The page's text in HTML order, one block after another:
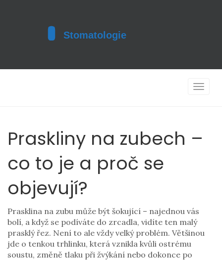
Toggle
Praskliny na zubech –
co to je a proč se
objevují?
Prasklina na zubu může být šokující – najednou vás
bolí, a když se podíváte do zrcadla, vidíte ten malý
prasklý řez. Není to ale vždy velký problém. Většinou
jde o tenkou trhlinku, která vznikla kvůli ostrému
soustu, změně tlaku při žvýkání nebo dokonce po